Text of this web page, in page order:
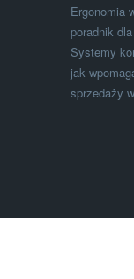
Ergonomia
poradnik
Systemy
jak
sprzedaży